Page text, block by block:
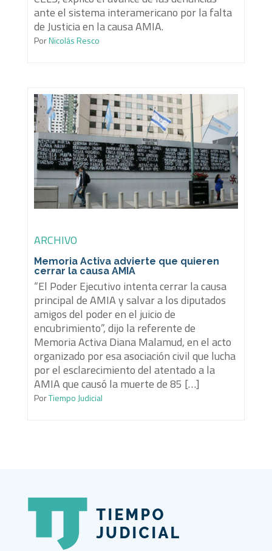
ante el sistema interamericano por la falta
de Justicia en la causa AMIA.
PorNicolás Resco
ARCHIVO
Memoria Activa advierte que quieren
cerrar la causa AMIA
“El Poder Ejecutivo intenta cerrar la causa
principal de AMIA y salvar a los diputados
amigos del poder en el juicio de
encubrimiento”, dijo la referente de
Memoria Activa Diana Malamud, en el acto
organizado por esa asociación civil que lucha
por el esclarecimiento del atentado a la
AMIA que causó la muerte de 85 […]
PorTiempo Judicial